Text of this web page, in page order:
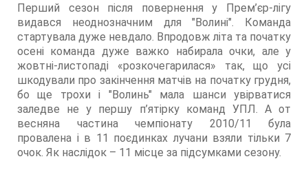
Перший сезон після повернення у Прем’єр-лігу
видався неоднозначним для "Волині". Команда
стартувала дуже невдало. Впродовж літа та початку
осені команда дуже важко набирала очки, але у
жовтні-листопаді «розкочегарилася» так, що усі
шкодували про закінчення матчів на початку грудня,
бо ще трохи і "Волинь" мала шанси увірватися
заледве не у першу п’ятірку команд УПЛ. А от
весняна частина чемпіонату 2010/11 була
провалена і в 11 поєдинках лучани взяли тільки 7
очок. Як наслідок – 11 місце за підсумками сезону.